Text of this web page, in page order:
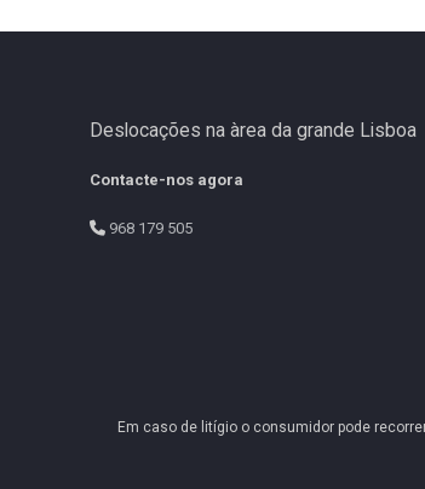
Deslocações na àrea da grande Lisboa
Contacte-nos agora
968 179 505
Em caso de litígio o consumidor pode